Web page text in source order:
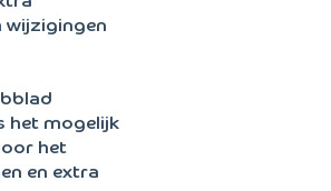
wijzigingen
het mogelijk
het
en extra